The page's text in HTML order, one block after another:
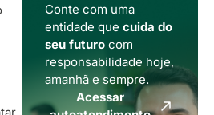
Conte com uma
entidade que cuida do
seu futurocom
responsabilidade hoje,
amanhã e sempre.
Acessar